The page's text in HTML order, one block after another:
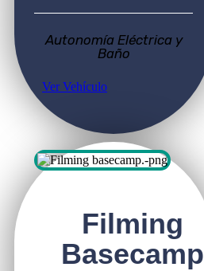
Autonomía Eléctrica y
Baño
Ver Vehículo
Filming
Basecamp